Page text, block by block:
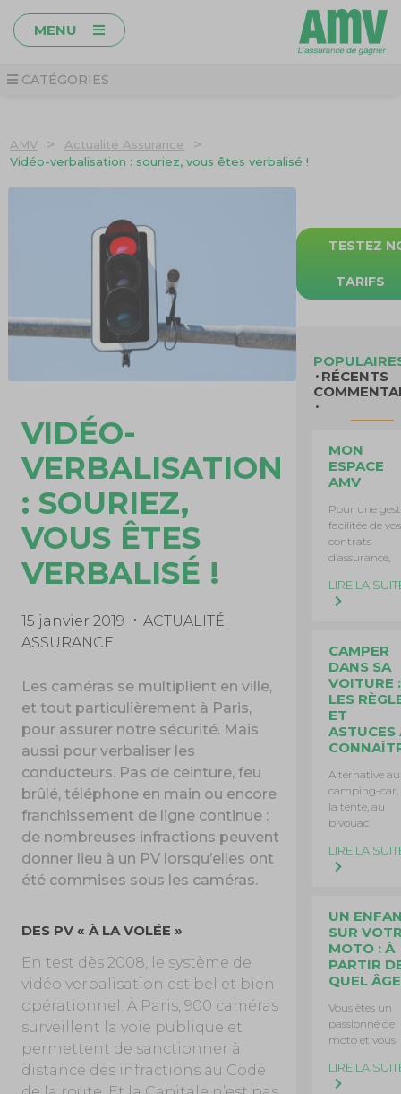
MENU
CATÉGORIES
AMV > Actualité Assurance >
Vidéo-verbalisation : souriez, vous êtes verbalisé !
VIDÉO-
VERBALISATION
: SOURIEZ,
VOUS ÊTES
VERBALISÉ !
15 janvier 2019
ACTUALITÉ
ASSURANCE
Les caméras se multiplient en ville,
et tout particulièrement à Paris,
pour assurer notre sécurité. Mais
aussi pour verbaliser les
conducteurs. Pas de ceinture, feu
brûlé, téléphone en main ou encore
franchissement de ligne continue :
de nombreuses infractions peuvent
donner lieu à un PV lorsqu’elles ont
été commises sous les caméras.
DES PV « À LA VOLÉE »
En test dès 2008, le système de
vidéo verbalisation est bel et bien
opérationnel. À Paris, 900 caméras
surveillent la voie publique et
permettent de sanctionner à
distance des infractions au Code
TESTEZ
TARIFS
RÉCENTS
MON
ESPACE
AMV
Pour une
facilitée de vos
contrats
d’assurance,
LIRE LA
CAMPER
DANS SA
VOITURE :
LES
ET
ASTUCES
Alternative au
camping-car,
la tente, au
bivouac
LIRE LA
UN
SUR
MOTO : À
PARTIR
QUEL
Vous êtes un
passionné de
moto et vous
LIRE LA